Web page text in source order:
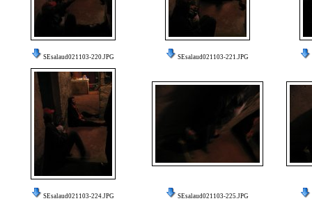
SEsalaud021103-220.JPG SEsalaud021103-221.JPG
SEsalaud021103-224.JPG SEsalaud021103-225.JPG